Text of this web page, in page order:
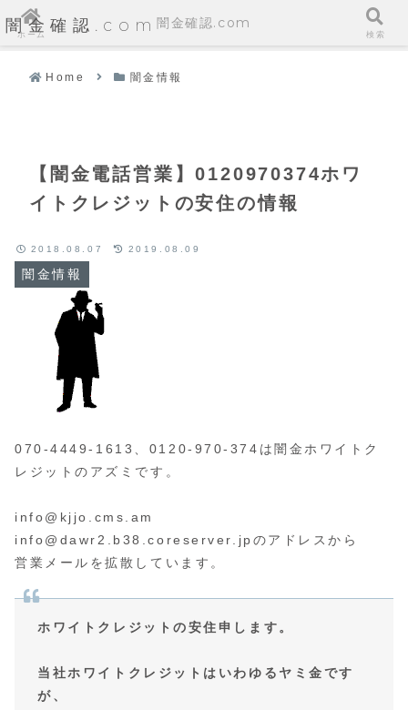
闇金確認.com
Home 闇金情報
【闇金電話営業】0120970374ホワ
イトクレジットの安住の情報
闇金情報
2018.08.07 2019.08.09
070-4449-1613、0120-970-374は闇金ホワイトク
レジットのアズミです。
info@kjjo.cms.am
info@dawr2.b38.coreserver.jpのアドレスから
営業メールを拡散しています。
ホワイトクレジットの安住申します。
当社ホワイトクレジットはいわゆるヤミ金です
が、
ホーム
闇金確認.com
検索